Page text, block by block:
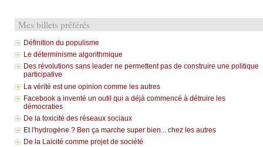
Mes billets préférés
Définition du populisme
Le déterminisme algorithmique
Des révolutions sans leader ne permettent pas de construire une politique
participative
La vérité est une opinion comme les autres
Facebook a inventé un outil qui a déjà commencé à détruire les
démocraties
De la toxicité des réseaux sociaux
Et l'hydrogène ? Ben ça marche super bien... chez les autres
De la Laïcité comme projet de société